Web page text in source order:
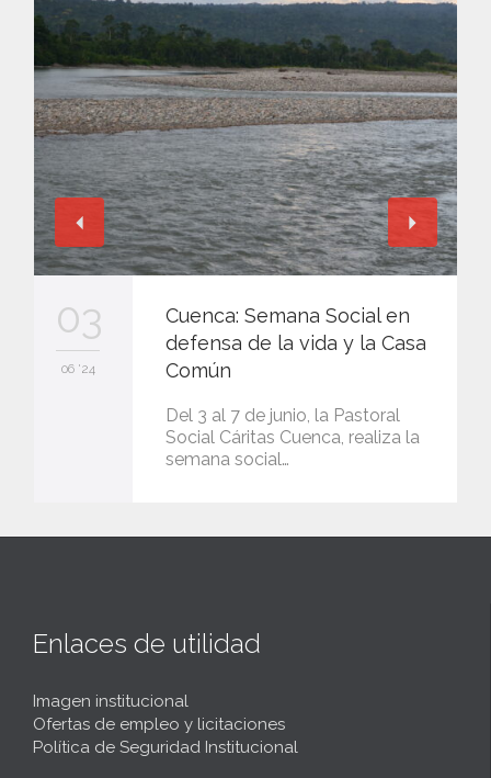
03
06 '24
Cuenca: Semana Social en
defensa de la vida y la Casa
Común
Del 3 al 7 de junio, la Pastoral
Social Cáritas Cuenca, realiza la
semana social…
Enlaces de utilidad
Imagen institucional
Ofertas de empleo y licitaciones
Política de Seguridad Institucional